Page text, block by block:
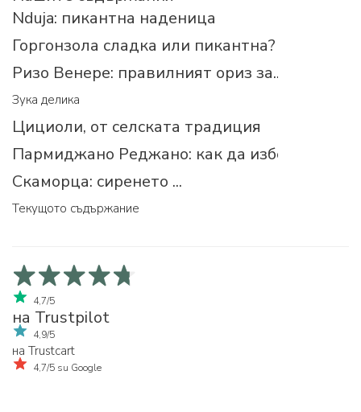
Nduja: пикантна наденица
Горгонзола сладка или пикантна?
Ризо Венере: правилният ориз за...
Зука делика
Цициоли, от селската традиция
Пармиджано Реджано: как да изберем
Скаморца: сиренето ...
Текущото съдържание
4,7/5
на Trustpilot
4,9/5
на Trustcart
4,7/5 su Google